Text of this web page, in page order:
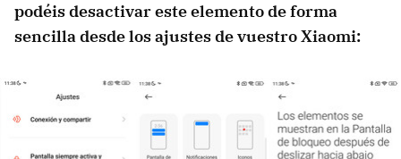
podéis desactivar este elemento de forma
sencilla desde los ajustes de vuestro Xiaomi: